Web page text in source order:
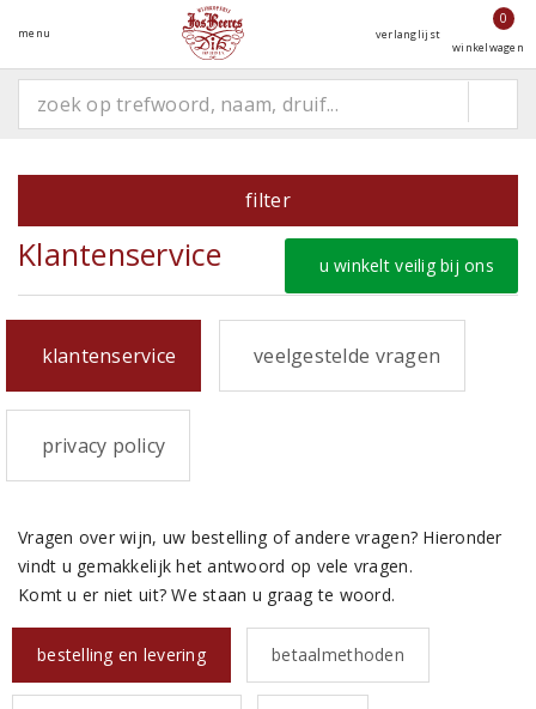
menu verlanglijst
0
winkelwagen
filter
u winkelt veilig bij ons
Klantenservice
klantenservice veelgestelde vragen
privacy policy
Vragen over wijn, uw bestelling of andere vragen? Hieronder
vindt u gemakkelijk het antwoord op vele vragen.
Komt u er niet uit? We staan u graag te woord.
bestelling en levering betaalmethoden